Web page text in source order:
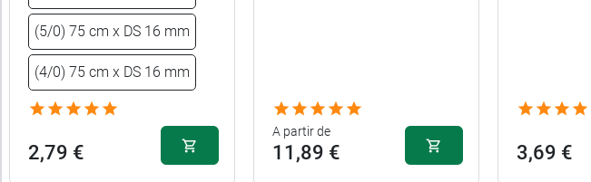
Promotions
Caractéristiques
Forme
Incontinence
(5/0) 75 cm x DS 16 mm
(4/0) 75 cm x DS 16 mm
2,79 €
A partir de
11,89 € 3,69 €